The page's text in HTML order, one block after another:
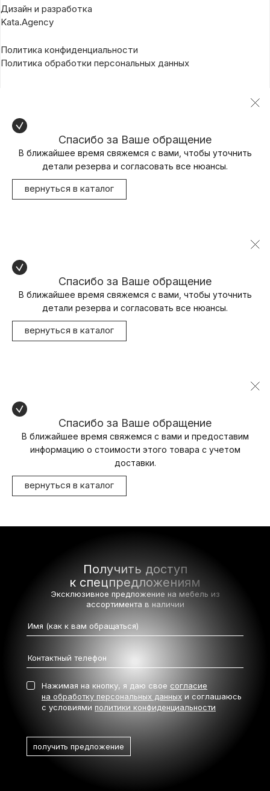
Дизайн и разработка
Kata.Agency
Политика конфиденциальности
Политика обработки персональных данных
Спасибо за Ваше обращение
В ближайшее время свяжемся с вами, чтобы уточнить
детали резерва и согласовать все нюансы.
вернуться в каталог
Спасибо за Ваше обращение
В ближайшее время свяжемся с вами, чтобы уточнить
детали резерва и согласовать все нюансы.
вернуться в каталог
Спасибо за Ваше обращение
В ближайшее время свяжемся с вами и предоставим
информацию о стоимости этого товара с учетом
доставки.
вернуться в каталог
Получить доступ
к спецпредложениям
Эксклюзивное предложение на мебель из
ассортимента в наличии
Нажимая на кнопку, я даю свое согласие
на обработку персональных данных и соглашаюсь
с условиями политики конфиденциальности